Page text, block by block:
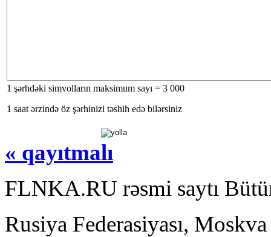
1 şərhdəki simvolların maksimum sayı = 3 000
1 saat ərzində öz şərhinizi təshih edə bilərsiniz
« qayıtmalı
FLNKA.RU rəsmi saytı
Rusiya Federasiyası,